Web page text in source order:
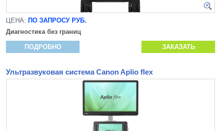
ЦЕНА: ПО ЗАПРОСУ РУБ.
Диагностика без границ
ПОДРОБНО ЗАКАЗАТЬ
Ультразвуковая система Canon Aplio flex